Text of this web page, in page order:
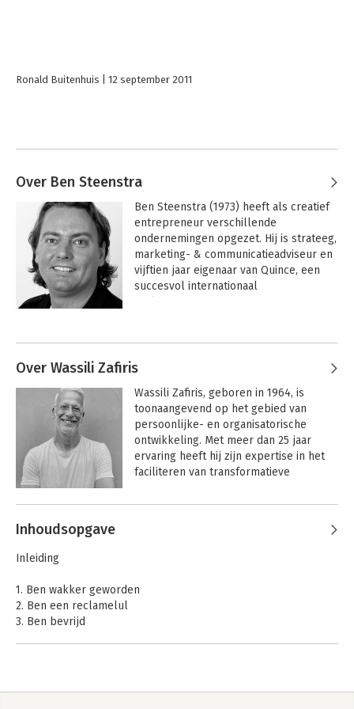
Ronald Buitenhuis 12 september 2011
Over Ben Steenstra
Ben Steenstra (1973) heeft als creatief
entrepreneur verschillende
ondernemingen opgezet. Hij is strateeg,
marketing- & communicatieadviseur en
vijftien jaar eigenaar van Quince, een
succesvol internationaal
Over Wassili Zafiris
Wassili Zafiris, geboren in 1964, is
toonaangevend op het gebied van
persoonlijke- en organisatorische
ontwikkeling. Met meer dan 25 jaar
ervaring heeft hij zijn expertise in het
faciliteren van transformatieve
internationale organisaties in ruime
emotionele intelligentie (haptonomie,
Andere boeken door Wassili Zafiris
Inhoudsopgave
Inleiding
1. Ben wakker geworden
2. Ben een reclamelul
3. Ben bevrijd